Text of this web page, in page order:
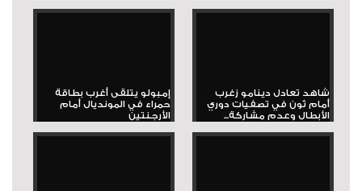
شاهد تعادل دينامو زغرب
أمام ثون في تصفيات دوري
الأبطال وعدم مشاركة...
إمبولو يتلقى أغرب بطاقة
حمراء في المونديال أمام
الأرجنتين